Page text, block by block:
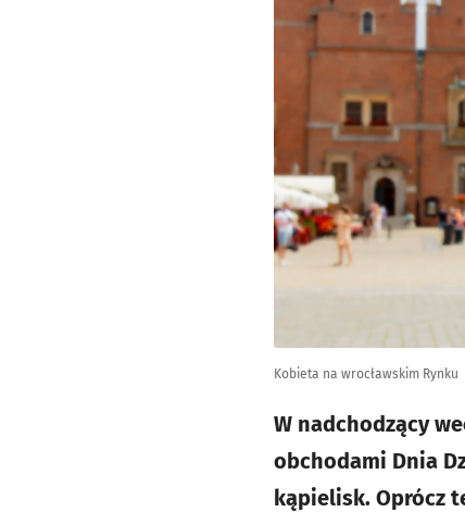
Kobieta na wrocławskim Rynku
W nadchodzący
obchodami Dnia
kąpielisk. Oprócz